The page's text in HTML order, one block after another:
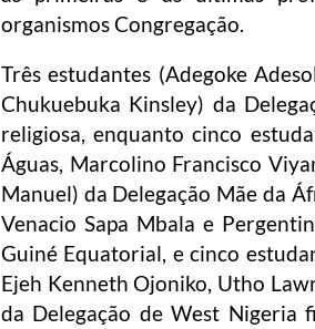
organismos Congregação.
Três estudantes (Adegoke
Chukuebuka Kinsley) da
religiosa, enquanto cinco
Águas, Marcolino Francisco
Manuel) da Delegação Mãe da
Venacio Sapa Mbala e
Guiné Equatorial, e cinco
Ejeh Kenneth Ojoniko, Utho
da Delegação de West Nigeria